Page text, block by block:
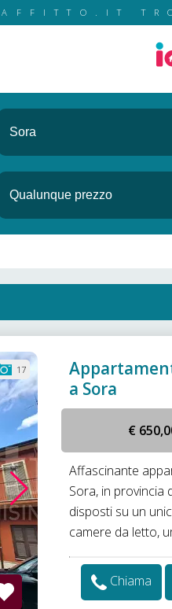
17
a Sora
€
Affascinante
Sora, in provincia
disposti su un
camere da letto,
Chiama